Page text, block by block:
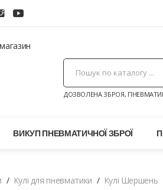
ДОЗВОЛЕНА ЗБРОЯ,
ВИКУП ПНЕВМАТИЧНОЇ ЗБРОЇ
Кулі для пневматики Кулі Шершень